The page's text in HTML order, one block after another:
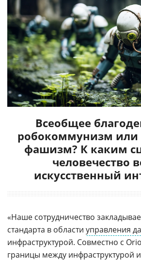
Всеобщее
робокоммунизм
фашизм? К каким
человечество
искусственный
«Наше сотрудничество
стандарта в области управления
инфраструктурой. Совместно с
границы между инфраструктурой